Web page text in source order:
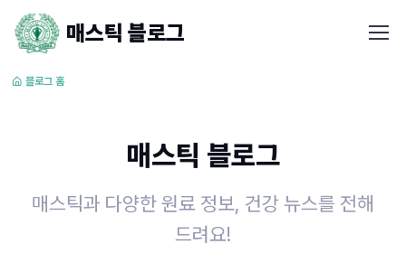
매스틱 블로그
블로그 홈
매스틱 블로그
매스틱과 다양한 원료 정보, 건강 뉴스를 전해
드려요!